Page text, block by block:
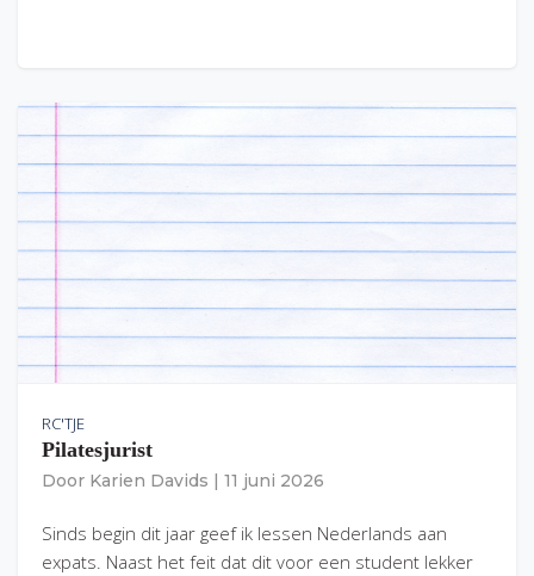
RC'TJE
Pilatesjurist
Door Karien Davids 11 juni 2026
Sinds begin dit jaar geef ik lessen Nederlands aan
expats. Naast het feit dat dit voor een student lekker